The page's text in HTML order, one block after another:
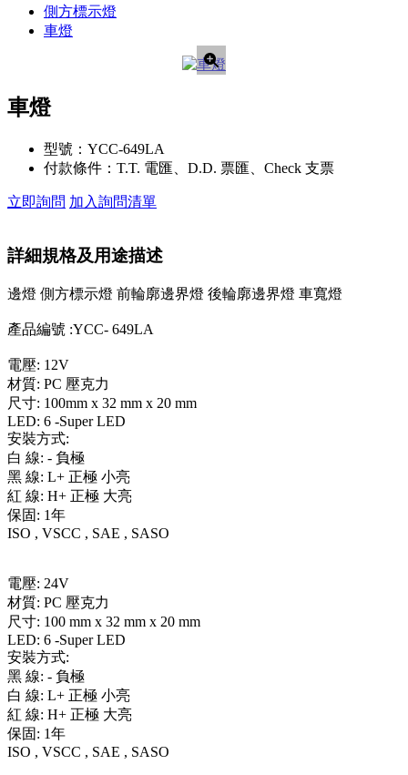
側方標示燈
車燈
車燈
型號： YCC-649LA
付款條件： T.T. 電匯、D.D. 票匯、Check 支票
立即詢問 加入詢問清單
詳細規格及用途描述
邊燈 側方標示燈 前輪廓邊界燈 後輪廓邊界燈 車寬燈
產品編號 :YCC- 649LA
電壓: 12V
材質: PC 壓克力
尺寸: 100mm x 32 mm x 20 mm
LED: 6 -Super LED
安裝方式:
白 線: - 負極
黑 線: L+ 正極 小亮
紅 線: H+ 正極 大亮
保固: 1年
ISO , VSCC , SAE , SASO
電壓: 24V
材質: PC 壓克力
尺寸: 100 mm x 32 mm x 20 mm
LED: 6 -Super LED
安裝方式:
黑 線: - 負極
白 線: L+ 正極 小亮
紅 線: H+ 正極 大亮
保固: 1年
ISO , VSCC , SAE , SASO